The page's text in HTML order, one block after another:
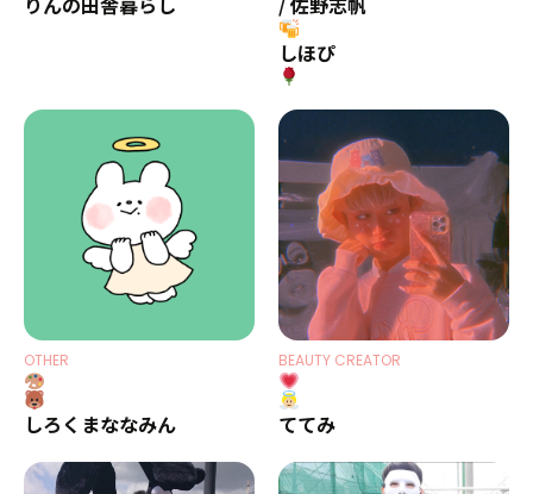
しほぴ
しろくまななみん
OTHER
ててみ
BEAUTY CREATOR